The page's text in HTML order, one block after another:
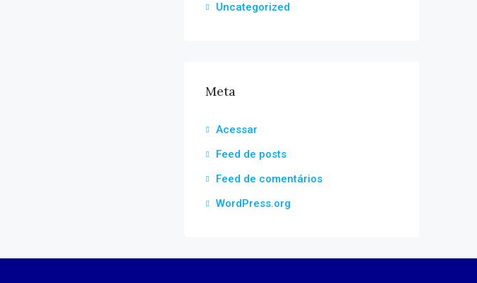
Uncategorized
Meta
Acessar
Feed de posts
Feed de comentários
WordPress.org